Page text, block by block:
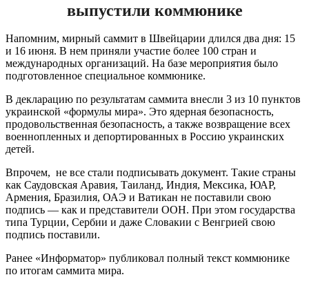
выпустили коммюнике
Напомним, мирный саммит в Швейцарии длился два дня: 15
и 16 июня. В нем приняли участие более 100 стран и
международных организаций. На базе мероприятия было
подготовленное специальное коммюнике.
В декларацию по результатам саммита внесли 3 из 10 пунктов
украинской «формулы мира». Это ядерная безопасность,
продовольственная безопасность, а также возвращение всех
военнопленных и депортированных в Россию украинских
детей.
Впрочем, не все стали подписывать документ. Такие страны
как Саудовская Аравия, Таиланд, Индия, Мексика, ЮАР,
Армения, Бразилия, ОАЭ и Ватикан не поставили свою
подпись — как и представители ООН. При этом государства
типа Турции, Сербии и даже Словакии с Венгрией свою
подпись поставили.
Ранее «Информатор» публиковал полный текст коммюнике
по итогам саммита мира.